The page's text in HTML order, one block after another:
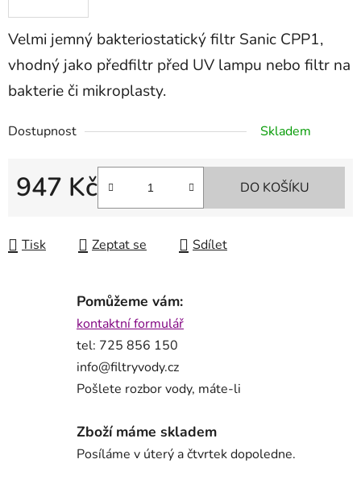
Velmi jemný bakteriostatický filtr Sanic CPP1,
vhodný jako předfiltr před UV lampu nebo filtr na
bakterie či mikroplasty.
Dostupnost Skladem
947 Kč DO KOŠÍKU
Tisk Zeptat se Sdílet
Pomůžeme vám:
kontaktní formulář
tel: 725 856 150
info@filtryvody.cz
Pošlete rozbor vody, máte-li
Zboží máme skladem
Posíláme v úterý a čtvrtek dopoledne.